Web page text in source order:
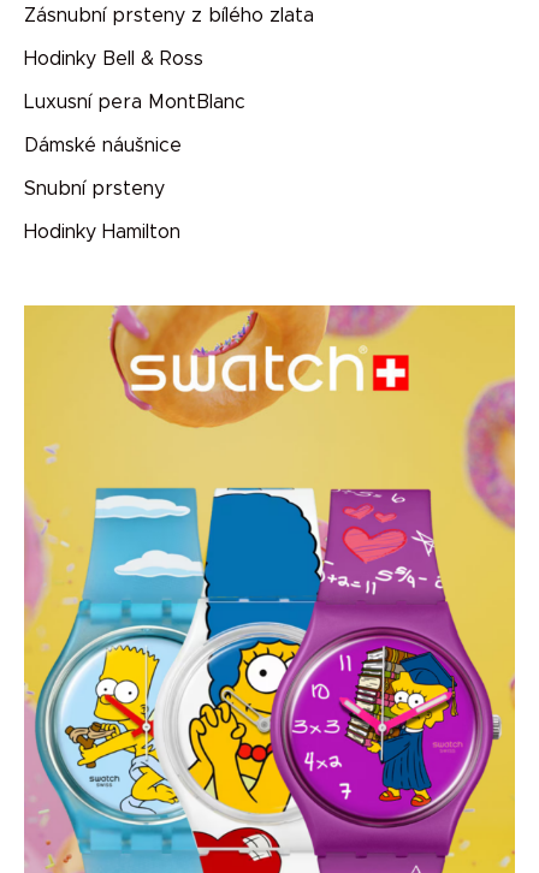
Zásnubní prsteny z bílého zlata
Hodinky Bell & Ross
Luxusní pera MontBlanc
Dámské náušnice
Snubní prsteny
Hodinky Hamilton